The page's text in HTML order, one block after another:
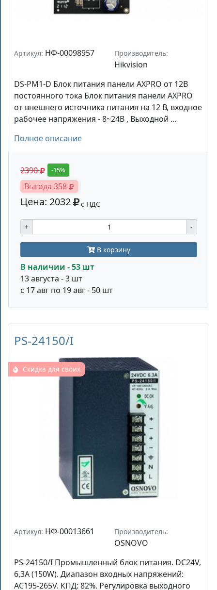
Артикул: НФ-00098957 Производитель:
Hikvision
DS-PM1-D Блок питания панели AXPRO от 12В
постоянного тока Блок питания панели AXPRO
от внешнего источника питания на 12 В, входное
рабочее напряжения - 8~24В , Выходной ...
Полное описание
2390 -15%
Выгода 358
Цена: 2032 с НДС
+ -
В корзину
В наличии - 53 шт
13 августа - 3 шт
с 17 авг по 19 авг - 50 шт
PS-24150/I
Скидка для своих
Артикул: НФ-00013661 Производитель:
OSNOVO
PS-24150/I Промышленный блок питания. DC24V,
6,3A (150W). Диапазон входных напряжений:
AC195-265V. КПД: 82%. Регулировка выходного